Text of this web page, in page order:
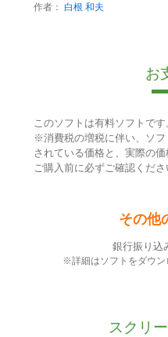
作者： 白根 和夫
お
このソフトは有料ソフトです
※消費税の増税に伴い、ソ
されている価格と、実際の価
ご購入前に必ずご確認くださ
その他
銀行振り込
※詳細はソフトをダウン
スクリ